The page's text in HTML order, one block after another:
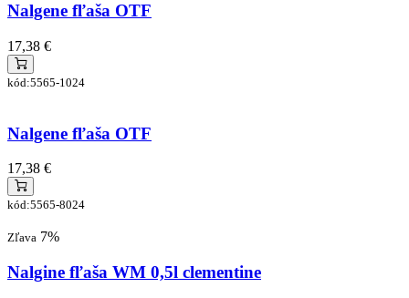
Nalgene fľaša OTF
17,38 €
kód:5565-1024
Nalgene fľaša OTF
17,38 €
kód:5565-8024
Zľava 7%
Nalgine fľaša WM 0,5l clementine